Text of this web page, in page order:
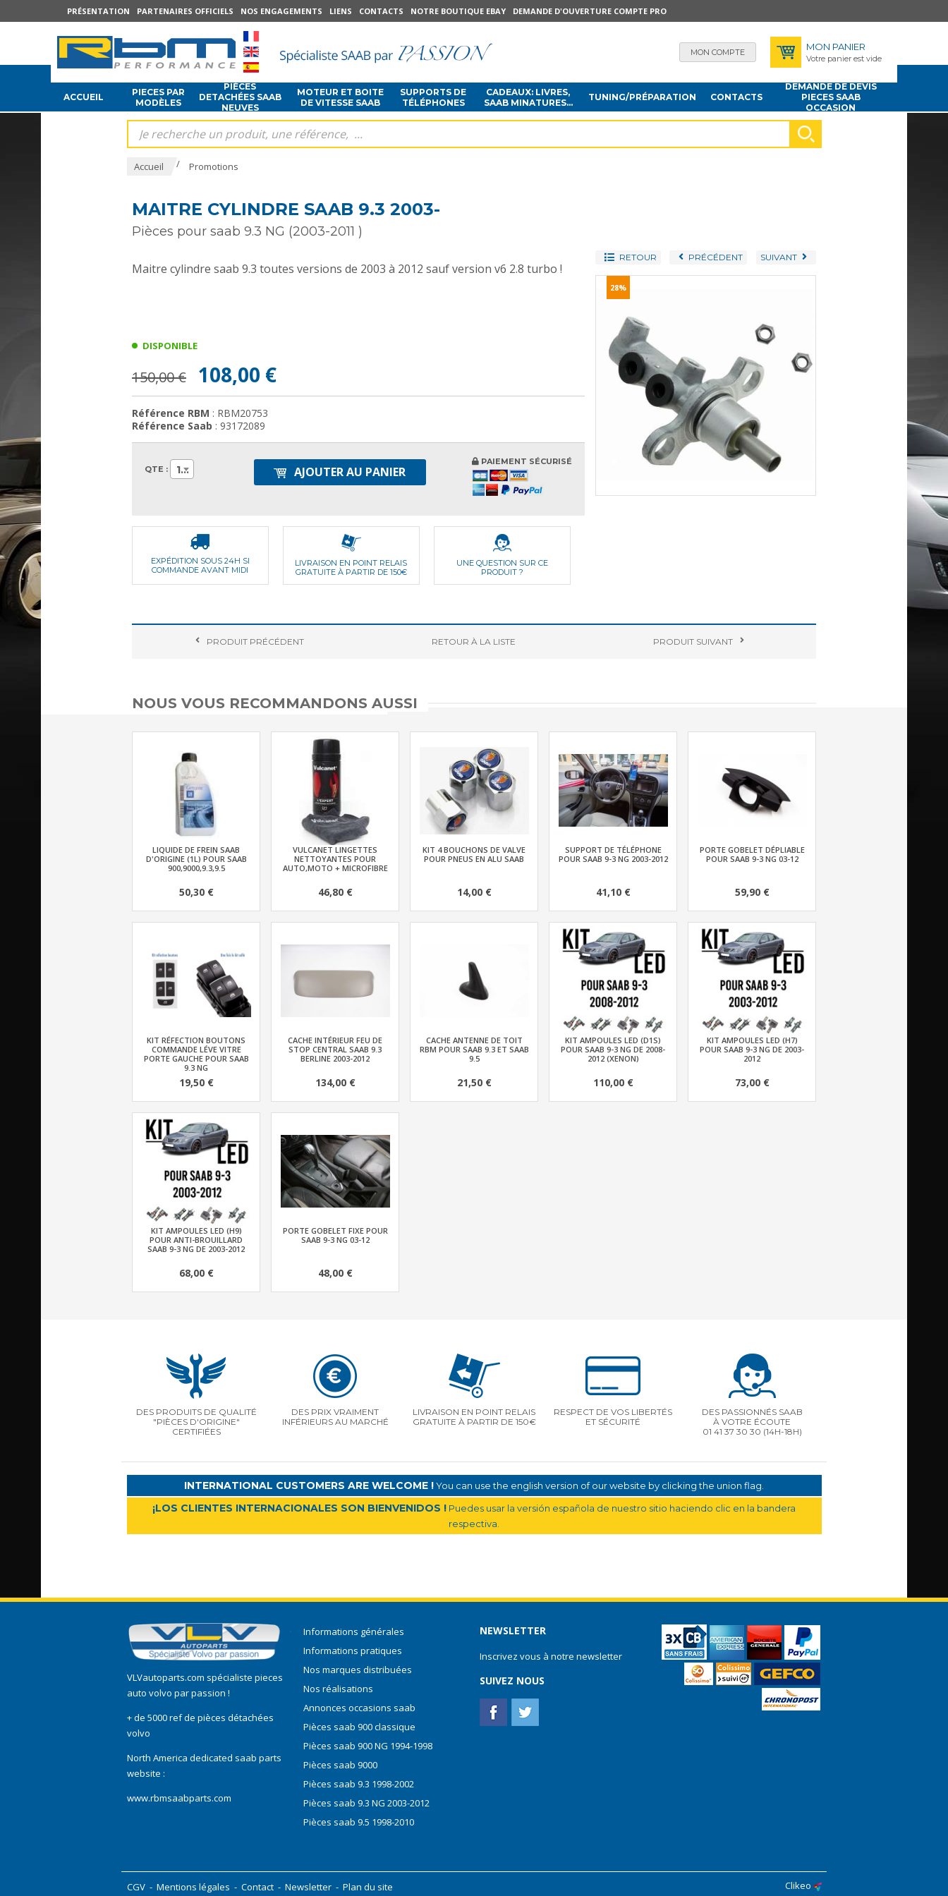
PRÉSENTATION PARTENAIRES OFFICIELS NOS ENGAGEMENTS LIENS CONTACTS NOTRE BOUTIQUE EBAY DEMANDE D'OUVERTURE COMPTE PRO
MON COMPTE MON PANIER
Votre panier est vide
ACCUEIL
PIECES PAR
MODÈLES
PIÈCES
DETACHÉES SAAB
NEUVES
MOTEUR ET BOITE
DE VITESSE SAAB
SUPPORTS DE
TÉLÉPHONES
CADEAUX: LIVRES,
SAAB MINATURES...
TUNING/PRÉPARATION CONTACTS
DEMANDE DE DEVIS
PIECES SAAB
OCCASION
Accueil / Promotions
MAITRE CYLINDRE SAAB 9.3 2003-
Pièces pour saab 9.3 NG (2003-2011 )
RETOUR PRÉCÉDENT SUIVANT
28%
Maitre cylindre saab 9.3 toutes versions de 2003 à 2012 sauf version v6 2.8 turbo !
DISPONIBLE
150,00 € 108,00 €
Référence RBM : RBM20753
Référence Saab : 93172089
QTE : 1 AJOUTER AU PANIER
PAIEMENT SÉCURISÉ
EXPÉDITION SOUS 24H SI
COMMANDE AVANT MIDI
LIVRAISON EN POINT RELAIS
GRATUITE À PARTIR DE 150€
UNE QUESTION SUR CE
PRODUIT ?
PRODUIT PRÉCÉDENT RETOUR À LA LISTE PRODUIT SUIVANT
NOUS VOUS RECOMMANDONS AUSSI
LIQUIDE DE FREIN SAAB
D'ORIGINE (1L) POUR SAAB
900,9000,9.3,9.5
50,30 €
VULCANET LINGETTES
NETTOYANTES POUR
AUTO,MOTO + MICROFIBRE
46,80 €
KIT 4 BOUCHONS DE VALVE
POUR PNEUS EN ALU SAAB
14,00 €
SUPPORT DE TÉLÉPHONE
POUR SAAB 9-3 NG 2003-2012
41,10 €
PORTE GOBELET DÉPLIABLE
POUR SAAB 9-3 NG 03-12
59,90 €
KIT RÉFECTION BOUTONS
COMMANDE LÉVE VITRE
PORTE GAUCHE POUR SAAB
9.3 NG
19,50 €
CACHE INTÉRIEUR FEU DE
STOP CENTRAL SAAB 9.3
BERLINE 2003-2012
134,00 €
CACHE ANTENNE DE TOIT
RBM POUR SAAB 9.3 ET SAAB
9.5
21,50 €
KIT AMPOULES LED (D1S)
POUR SAAB 9-3 NG DE 2008-
2012 (XENON)
110,00 €
KIT AMPOULES LED (H7)
POUR SAAB 9-3 NG DE 2003-
2012
73,00 €
KIT AMPOULES LED (H9)
POUR ANTI-BROUILLARD
SAAB 9-3 NG DE 2003-2012
68,00 €
PORTE GOBELET FIXE POUR
SAAB 9-3 NG 03-12
48,00 €
DES PRODUITS DE QUALITÉ
"PIÈCES D'ORIGINE"
CERTIFIÉES
DES PRIX VRAIMENT
INFÉRIEURS AU MARCHÉ
LIVRAISON EN POINT RELAIS
GRATUITE À PARTIR DE 150€
RESPECT DE VOS LIBERTÉS
ET SÉCURITÉ
DES PASSIONNÉS SAAB
À VOTRE ÉCOUTE
01 41 37 30 30 (14H-18H)
INTERNATIONAL CUSTOMERS ARE WELCOME !You can use the english version of our website by clicking the union flag.
¡LOS CLIENTES INTERNACIONALES SON BIENVENIDOS ! Puedes usar la versión española de nuestro sitio haciendo clic en la bandera
respectiva.
VLVautoparts.com spécialiste pieces
auto volvo par passion !
+ de 5000 ref de pièces détachées
volvo
North America dedicated saab parts
website :
www.rbmsaabparts.com
Informations générales
Informations pratiques
Nos marques distribuées
Nos réalisations
Annonces occasions saab
Pièces saab 900 classique
Pièces saab 900 NG 1994-1998
Pièces saab 9000
Pièces saab 9.3 1998-2002
Pièces saab 9.3 NG 2003-2012
Pièces saab 9.5 1998-2010
NEWSLETTER
Inscrivez vous à notre newsletter
SUIVEZ NOUS
CGV- Mentions légales - Contact- Newsletter- Plan du site Clikeo